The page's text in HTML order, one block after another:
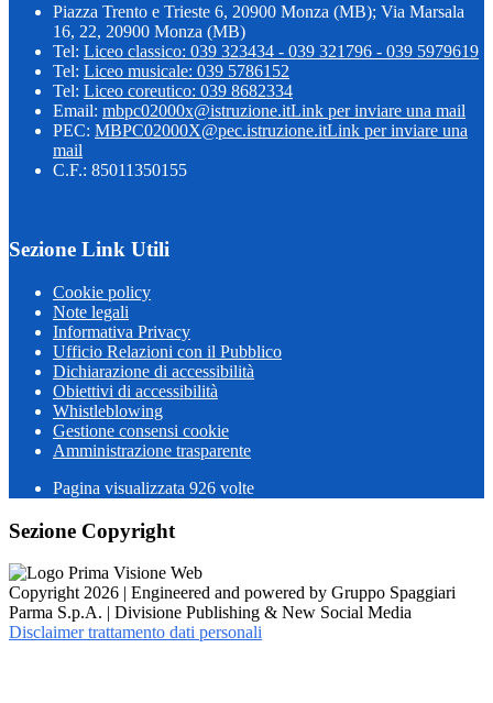
Piazza Trento e Trieste 6, 20900 Monza (MB); Via Marsala
16, 22, 20900 Monza (MB)
Tel: Liceo classico: 039 323434 - 039 321796 - 039 5979619
Tel: Liceo musicale: 039 5786152
Tel: Liceo coreutico: 039 8682334
Email: mbpc02000x@istruzione.itLink per inviare una mail
PEC: MBPC02000X@pec.istruzione.itLink per inviare una
mail
C.F.: 85011350155
Sezione Link Utili
Cookie policy
Note legali
Informativa Privacy
Ufficio Relazioni con il Pubblico
Dichiarazione di accessibilità
Obiettivi di accessibilità
Whistleblowing
Gestione consensi cookie
Amministrazione trasparente
Pagina visualizzata 926 volte
Sezione Copyright
Copyright 2026 | Engineered and powered by Gruppo Spaggiari
Parma S.p.A. | Divisione Publishing & New Social Media
Disclaimer trattamento dati personali